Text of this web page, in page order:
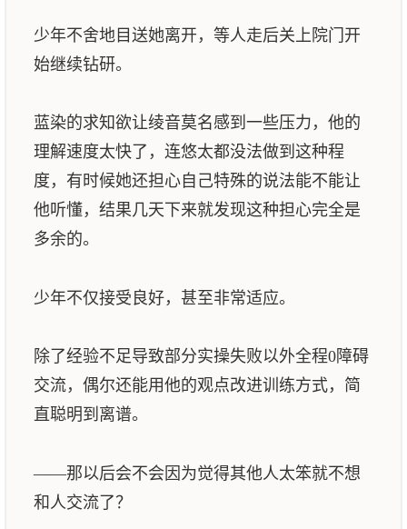
少年不舍地目送她离开，等人走后关上院门开
始继续钻研。
蓝染的求知欲让绫音莫名感到一些压力，他的
理解速度太快了，连悠太都没法做到这种程
度，有时候她还担心自己特殊的说法能不能让
他听懂，结果几天下来就发现这种担心完全是
多余的。
少年不仅接受良好，甚至非常适应。
除了经验不足导致部分实操失败以外全程0障碍
交流，偶尔还能用他的观点改进训练方式，简
直聪明到离谱。
——那以后会不会因为觉得其他人太笨就不想
和人交流了？